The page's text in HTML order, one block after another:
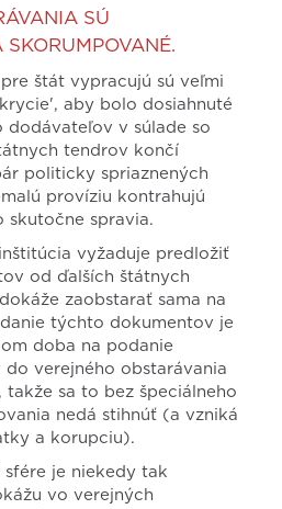
SÚ
SKORUMPOVANÉ.
štát vypracujú sú veľmi
aby bolo dosiahnuté
dodávateľov v súlade so
tendrov končí
politicky spriaznených
províziu kontrahujú
skutočne spravia.
vyžaduje predložiť
od ďalších štátnych
zaobstarať sama na
týchto dokumentov je
doba na podanie
verejného obstarávania
takže sa to bez špeciálneho
nedá stihnúť (a vzniká
a korupciu).
je niekedy tak
vo verejných